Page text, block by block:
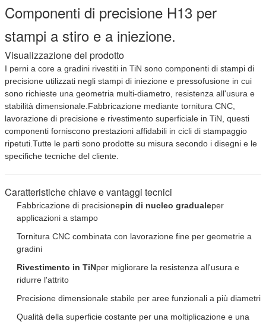
Componenti di precisione H13 per
stampi a stiro e a iniezione.
Visualizzazione del prodotto
I perni a core a gradini rivestiti in TiN sono componenti di stampi di
precisione utilizzati negli stampi di iniezione e pressofusione in cui
sono richieste una geometria multi-diametro, resistenza all'usura e
stabilità dimensionale.Fabbricazione mediante tornitura CNC,
lavorazione di precisione e rivestimento superficiale in TiN, questi
componenti forniscono prestazioni affidabili in cicli di stampaggio
ripetuti.Tutte le parti sono prodotte su misura secondo i disegni e le
specifiche tecniche del cliente.
Caratteristiche chiave e vantaggi tecnici
Fabbricazione di precisionepin di nucleo gradualeper
applicazioni a stampo
Tornitura CNC combinata con lavorazione fine per geometrie a
gradini
Rivestimento in TiNper migliorare la resistenza all'usura e
ridurre l'attrito
Precisione dimensionale stabile per aree funzionali a più diametri
Qualità della superficie costante per una moltiplicazione e una